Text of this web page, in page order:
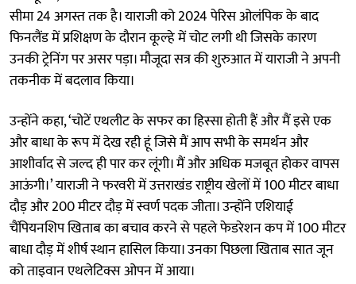
सीमा 24 अगस्त तक है। याराजी को 2024 पेरिस ओलंपिक के बाद
फिनलैंड में प्रशिक्षण के दौरान कूल्हे में चोट लगी थी जिसके कारण
उनकी ट्रेनिंग पर असर पड़ा। मौजूदा सत्र की शुरुआत में याराजी ने अपनी
तकनीक में बदलाव किया।
उन्होंने कहा, ‘चोटें एथलीट के सफर का हिस्सा होती हैं और मैं इसे एक
और बाधा के रूप में देख रही हूं जिसे मैं आप सभी के समर्थन और
आशीर्वाद से जल्द ही पार कर लूंगी। मैं और अधिक मजबूत होकर वापस
आऊंगी।’ याराजी ने फरवरी में उत्तराखंड राष्ट्रीय खेलों में 100 मीटर बाधा
दौड़ और 200 मीटर दौड़ में स्वर्ण पदक जीता। उन्होंने एशियाई
चैंपियनशिप खिताब का बचाव करने से पहले फेडरेशन कप में 100 मीटर
बाधा दौड़ में शीर्ष स्थान हासिल किया। उनका पिछला खिताब सात जून
को ताइवान एथलेटिक्स ओपन में आया।